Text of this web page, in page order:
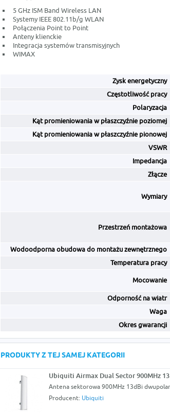
5 GHz ISM Band Wireless LAN
Systemy IEEE 802.11b/g WLAN
Połączenia Point to Point
Anteny klienckie
Integracja systemów transmisyjnych
WIMAX
Zysk energetyczny
Częstotliwość pracy
Polaryzacja
Kąt promieniowania w płaszczyźnie poziomej
Kąt promieniowania w płaszczyźnie pionowej
VSWR
Impedancja
Złącze
Wymiary
Przestrzeń montażowa
Wodoodporna obudowa do montażu zewnętrznego
Temperatura pracy
Mocowanie
Odporność na wiatr
Waga
Okres gwarancji
PRODUKTY Z TEJ SAMEJ KATEGORII
Ubiquiti Airmax Dual Sector 900MHz
Antena sektorowa 900MHz 13dBi
Producent: Ubiquiti